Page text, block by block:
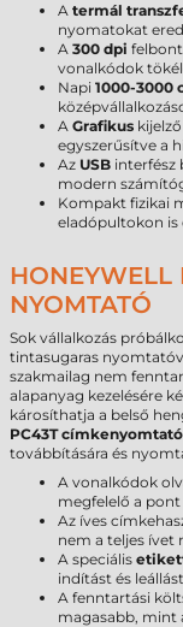
A termál
nyomatokat
A 300 dpi
vonalkódok
Napi 1000-3000
A Grafikus
egyszerűsítve a
Az USB interfész
modern
Kompakt fizikai
eladópultokon is
HONEYWELL
NYOMTATÓ
Sok vállalkozás
tintasugaras
szakmailag nem
alapanyag kezelésére
károsíthatja a belső
PC43T címkenyomtató
továbbítására és
A vonalkódok
megfelelő a
Az íves
nem a teljes ívet
A speciális
indítást és
A fenntartási
magasabb, mint